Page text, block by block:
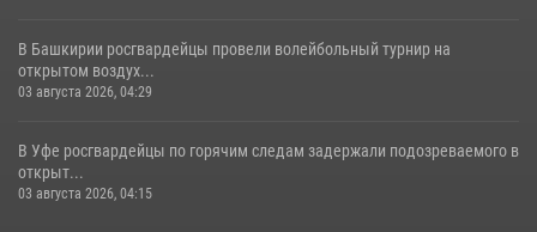
В Башкирии росгвардейцы провели волейбольный турнир на
открытом воздух...
03 августа 2026, 04:29
В Уфе росгвардейцы по горячим следам задержали подозреваемого в
открыт...
03 августа 2026, 04:15